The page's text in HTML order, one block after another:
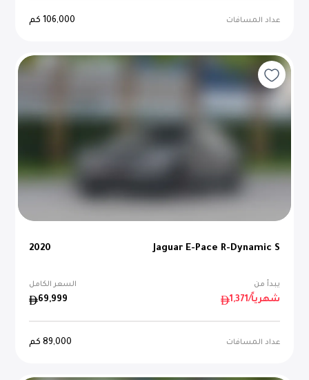
عداد المسافات 106,000 كم
Jaguar E-Pace R-Dynamic S
2020
يبدأ من السعر الكامل
1,371 /شهرياً 69,999
عداد المسافات 89,000 كم